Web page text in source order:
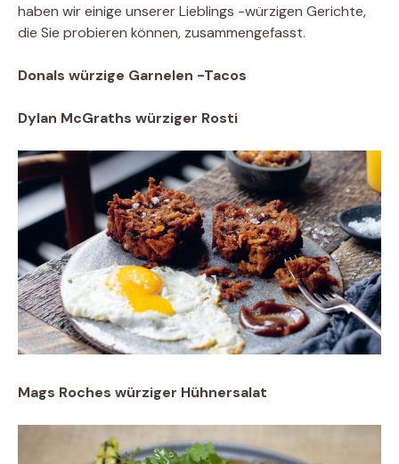
haben wir einige unserer Lieblings -würzigen Gerichte,
die Sie probieren können, zusammengefasst.
Donals würzige Garnelen -Tacos
Dylan McGraths würziger Rosti
Mags Roches würziger Hühnersalat